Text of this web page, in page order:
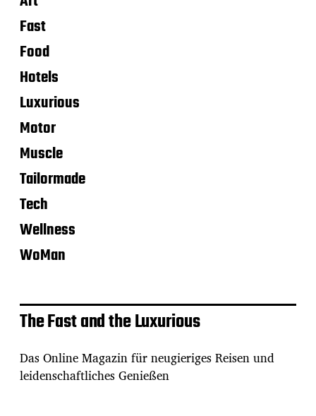
Fast
Food
Hotels
Luxurious
Motor
Muscle
Tailormade
Tech
Wellness
WoMan
The Fast and the Luxurious
Das Online Magazin für neugieriges Reisen und
leidenschaftliches Genießen